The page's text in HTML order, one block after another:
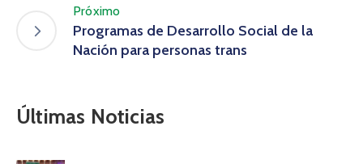
Próximo
Programas de Desarrollo Social de la
Nación para personas trans
Últimas Noticias